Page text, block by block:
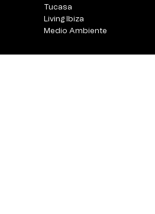
Tucasa
Living Ibiza
Medio Ambiente